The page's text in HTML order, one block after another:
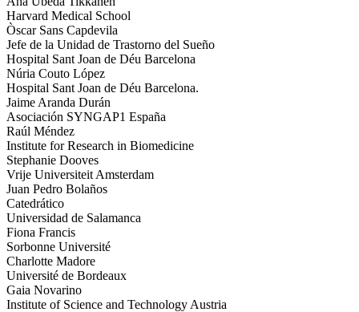
Harvard Medical School
Òscar Sans Capdevila
Jefe de la Unidad de Trastorno del Sueño
Hospital Sant Joan de Déu Barcelona
Núria Couto López
Hospital Sant Joan de Déu Barcelona.
Jaime Aranda Durán
Asociación SYNGAP1 España
Raúl Méndez
Institute for Research in Biomedicine
Stephanie Dooves
Vrije Universiteit Amsterdam
Juan Pedro Bolaños
Catedrático
Universidad de Salamanca
Fiona Francis
Sorbonne Université
Charlotte Madore
Université de Bordeaux
Gaia Novarino
Institute of Science and Technology Austria